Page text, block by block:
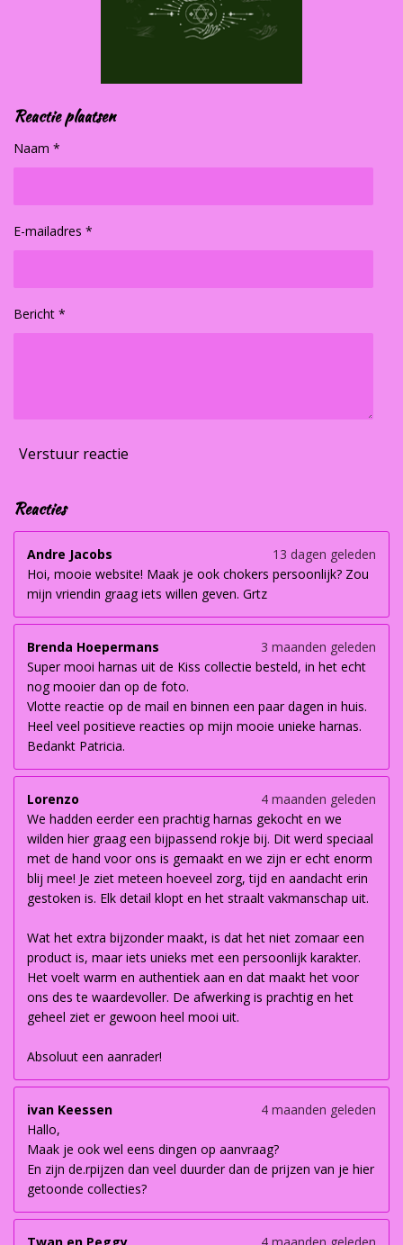
Reactie plaatsen
Naam *
E-mailadres *
Bericht *
Verstuur reactie
Reacties
Andre Jacobs
13 dagen geleden
Hoi, mooie website! Maak je ook chokers persoonlijk? Zou
mijn vriendin graag iets willen geven. Grtz
Brenda Hoepermans
3 maanden geleden
Super mooi harnas uit de Kiss collectie besteld, in het echt
nog mooier dan op de foto.
Vlotte reactie op de mail en binnen een paar dagen in huis.
Heel veel positieve reacties op mijn mooie unieke harnas.
Bedankt Patricia.
Lorenzo
4 maanden geleden
We hadden eerder een prachtig harnas gekocht en we
wilden hier graag een bijpassend rokje bij. Dit werd speciaal
met de hand voor ons is gemaakt en we zijn er echt enorm
blij mee! Je ziet meteen hoeveel zorg, tijd en aandacht erin
gestoken is. Elk detail klopt en het straalt vakmanschap uit.
Wat het extra bijzonder maakt, is dat het niet zomaar een
product is, maar iets unieks met een persoonlijk karakter.
Het voelt warm en authentiek aan en dat maakt het voor
ons des te waardevoller. De afwerking is prachtig en het
geheel ziet er gewoon heel mooi uit.
Absoluut een aanrader!
ivan Keessen
4 maanden geleden
Hallo,
Maak je ook wel eens dingen op aanvraag?
En zijn de.rpijzen dan veel duurder dan de prijzen van je hier
getoonde collecties?
Twan en Peggy
4 maanden geleden